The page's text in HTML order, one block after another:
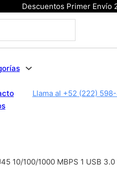
Descuentos Primer Envío
Llama al +52 (222)
10/100/1000 MBPS 1 USB